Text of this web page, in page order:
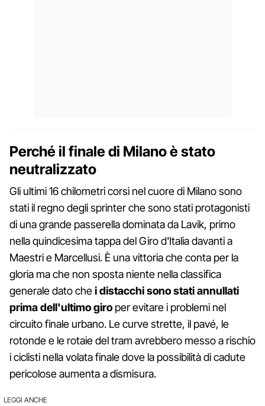
Perché il finale di Milano è stato
neutralizzato
Gli ultimi 16 chilometri corsi nel cuore di Milano sono
stati il regno degli sprinter che sono stati protagonisti
di una grande passerella dominata da Lavik, primo
nella quindicesima tappa del Giro d'Italia davanti a
Maestri e Marcellusi. È una vittoria che conta per la
gloria ma che non sposta niente nella classifica
generale dato chei distacchi sono stati annullati
prima dell'ultimo giro per evitare i problemi nel
circuito finale urbano. Le curve strette, il pavé, le
rotonde e le rotaie del tram avrebbero messo a rischio
i ciclisti nella volata finale dove la possibilità di cadute
pericolose aumenta a dismisura.
LEGGI ANCHE